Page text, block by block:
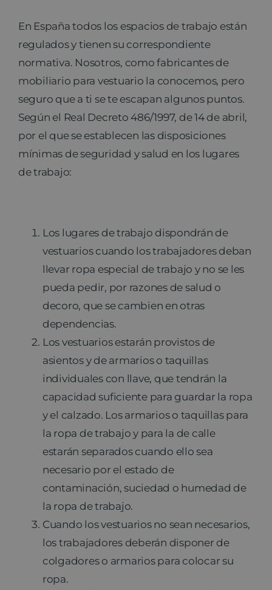
En España todos los espacios de trabajo están
regulados y tienen su correspondiente
normativa. Nosotros, como fabricantes de
mobiliario para vestuario la conocemos, pero
seguro que a ti se te escapan algunos puntos.
Según el Real Decreto 486/1997, de 14 de abril,
por el que se establecen las disposiciones
mínimas de seguridad y salud en los lugares
de trabajo:
Los lugares de trabajo dispondrán de
vestuarios cuando los trabajadores deban
llevar ropa especial de trabajo y no se les
pueda pedir, por razones de salud o
decoro, que se cambien en otras
dependencias.
Los vestuarios estarán provistos de
asientos y de armarios o taquillas
individuales con llave, que tendrán la
capacidad suficiente para guardar la ropa
y el calzado. Los armarios o taquillas para
la ropa de trabajo y para la de calle
estarán separados cuando ello sea
necesario por el estado de
contaminación, suciedad o humedad de
la ropa de trabajo.
Cuando los vestuarios no sean necesarios,
los trabajadores deberán disponer de
colgadores o armarios para colocar su
ropa.